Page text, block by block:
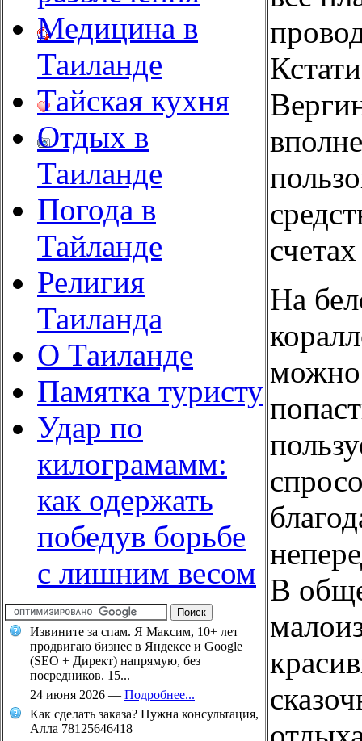
Медицина в
Таиланде
Тайская кухня
Отдых в
Таиланде
Погода в
Тайланде
Религия
Таиланда
О Таиланде
Памятка туристу
Удар по
килограмамм:
как одержать
победув борьбе
с лишним весом
Извините за спам. Я Максим, 10+ лет
продвигаю бизнес в Яндексе и Google
(SEO + Директ) напрямую, без
посредников. 15...
24 июня 2026 — Подробнее...
Как сделать заказа? Нужна консультация,
Алла 78125646418
На
В